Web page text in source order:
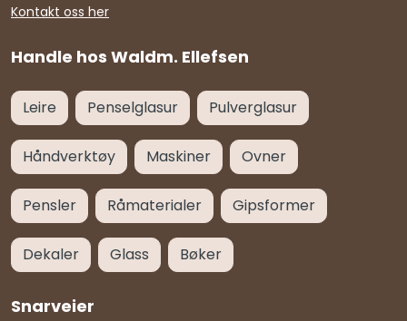
Handle hos Waldm. Ellefsen
Kontakt oss her
Leire Penselglasur Pulverglasur
Håndverktøy Maskiner Ovner
Pensler Råmaterialer Gipsformer
Dekaler Glass Bøker
Snarveier